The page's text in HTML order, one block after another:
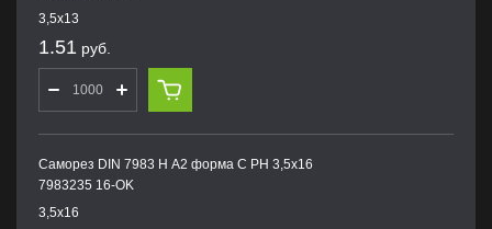
3,5х13
1.51 руб.
Саморез DIN 7983 H А2 форма С PH 3,5х16
7983235 16-OK
3,5х16